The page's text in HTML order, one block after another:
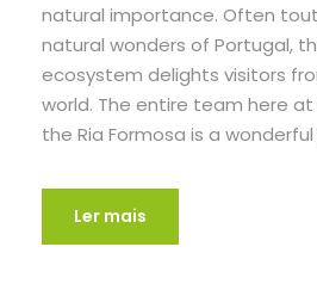
natural importance. Often
natural wonders of Portugal,
ecosystem delights visitors
world. The entire team here
the Ria Formosa is a
Ler mais